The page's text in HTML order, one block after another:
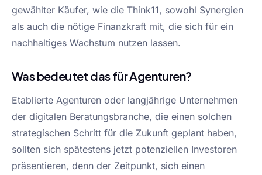
gewählter Käufer, wie die Think11, sowohl Synergien
als auch die nötige Finanzkraft mit, die sich für ein
nachhaltiges Wachstum nutzen lassen.
Was bedeutet das für Agenturen?
Etablierte Agenturen oder langjährige Unternehmen
der digitalen Beratungsbranche, die einen solchen
strategischen Schritt für die Zukunft geplant haben,
sollten sich spätestens jetzt potenziellen Investoren
präsentieren, denn der Zeitpunkt, sich einen